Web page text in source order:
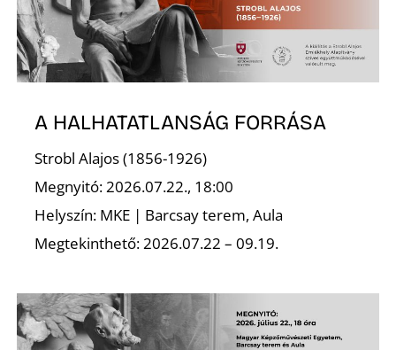
A HALHATATLANSÁG FORRÁSA
Strobl Alajos (1856-1926)
Megnyitó: 2026.07.22., 18:00
Helyszín: MKE | Barcsay terem, Aula
Megtekinthető: 2026.07.22 – 09.19.